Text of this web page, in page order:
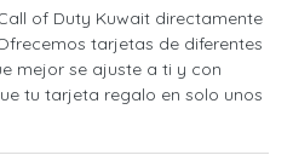
of Duty Kuwait directamente
tarjetas de diferentes
mejor se ajuste a ti y con
tu tarjeta regalo en solo unos